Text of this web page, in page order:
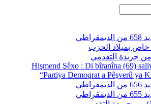
Hişmend Şêxo : Di bîranîna (69)
“Partiya Demoqrat a Pêşverû ya